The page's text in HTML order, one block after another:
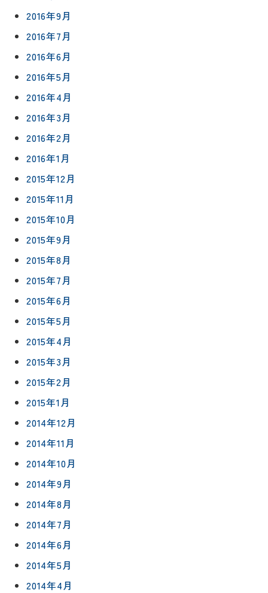
2016年9月
2016年7月
2016年6月
2016年5月
2016年4月
2016年3月
2016年2月
2016年1月
2015年12月
2015年11月
2015年10月
2015年9月
2015年8月
2015年7月
2015年6月
2015年5月
2015年4月
2015年3月
2015年2月
2015年1月
2014年12月
2014年11月
2014年10月
2014年9月
2014年8月
2014年7月
2014年6月
2014年5月
2014年4月